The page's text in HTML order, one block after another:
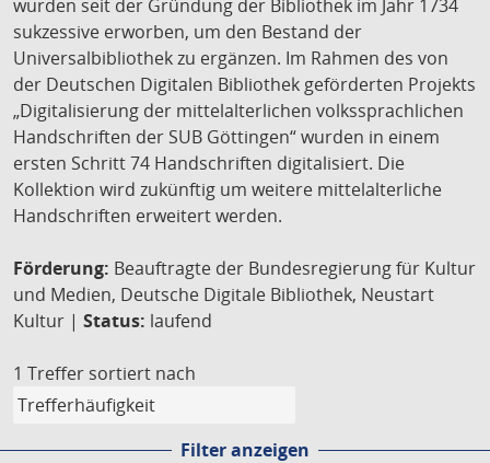
wurden seit der Gründung der Bibliothek im Jahr 1734
sukzessive erworben, um den Bestand der
Universalbibliothek zu ergänzen. Im Rahmen des von
der Deutschen Digitalen Bibliothek geförderten Projekts
„Digitalisierung der mittelalterlichen volkssprachlichen
Handschriften der SUB Göttingen“ wurden in einem
ersten Schritt 74 Handschriften digitalisiert. Die
Kollektion wird zukünftig um weitere mittelalterliche
Handschriften erweitert werden.
Förderung: Beauftragte der Bundesregierung für Kultur
und Medien, Deutsche Digitale Bibliothek, Neustart
Kultur | Status: laufend
1 Treffer sortiert nach
Filter anzeigen